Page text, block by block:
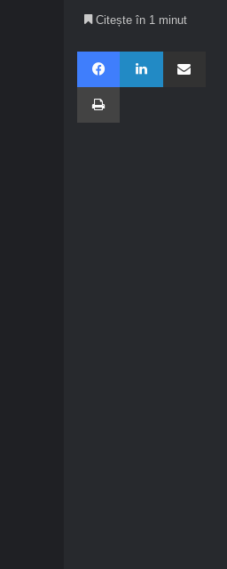
Citește în 1 minut
Facebook LinkedIn
Imprimare